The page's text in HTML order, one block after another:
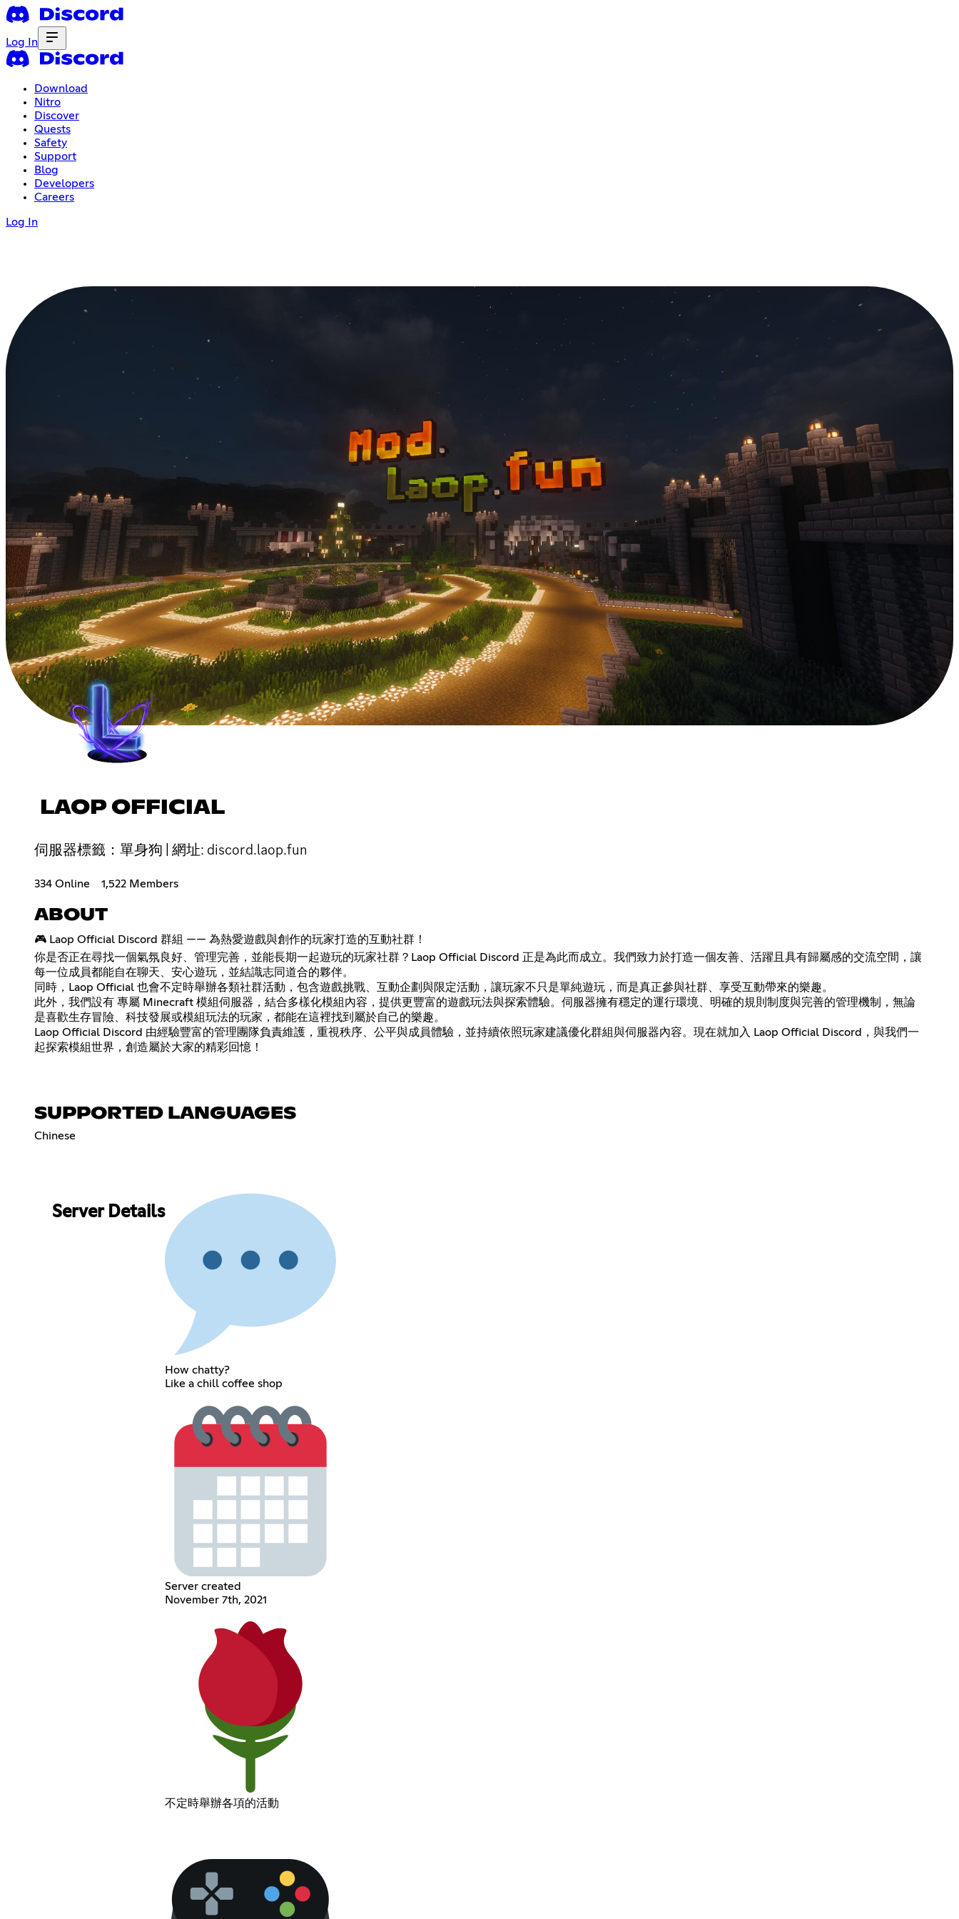
Log In
Download
Nitro
Discover
Quests
Safety
Support
Blog
Developers
Careers
Log In
LAOP OFFICIAL
伺服器標籤：單身狗 | 網址: discord.laop.fun
334 Online 1,522 Members
ABOUT
🎮 Laop Official Discord 群組 —— 為熱愛遊戲與創作的玩家打造的互動社群！
你是否正在尋找一個氣氛良好、管理完善，並能長期一起遊玩的玩家社群？Laop Official Discord 正是為此而成立。我們致力於打造一個友善、活躍且具有歸屬感的交流空間，讓
每一位成員都能自在聊天、安心遊玩，並結識志同道合的夥伴。
同時，Laop Official 也會不定時舉辦各類社群活動，包含遊戲挑戰、互動企劃與限定活動，讓玩家不只是單純遊玩，而是真正參與社群、享受互動帶來的樂趣。
此外，我們設有 專屬 Minecraft 模組伺服器，結合多樣化模組內容，提供更豐富的遊戲玩法與探索體驗。伺服器擁有穩定的運行環境、明確的規則制度與完善的管理機制，無論
是喜歡生存冒險、科技發展或模組玩法的玩家，都能在這裡找到屬於自己的樂趣。
Laop Official Discord 由經驗豐富的管理團隊負責維護，重視秩序、公平與成員體驗，並持續依照玩家建議優化群組與伺服器內容。現在就加入 Laop Official Discord，與我們一
起探索模組世界，創造屬於大家的精彩回憶！
SUPPORTED LANGUAGES
Chinese
Server Details
How chatty?
Like a chill coffee shop
Server created
November 7th, 2021
不定時舉辦各項的活動